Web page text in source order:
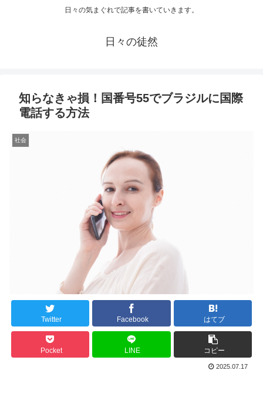
日々の気まぐれで記事を書いていきます。
日々の徒然
知らなきゃ損！国番号55でブラジルに国際
電話する方法
社会
Twitter Facebook はてブ
Pocket LINE コピー
2025.07.17